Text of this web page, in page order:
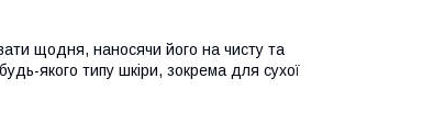
щодня, наносячи його на чисту та
якого типу шкіри, зокрема для сухої